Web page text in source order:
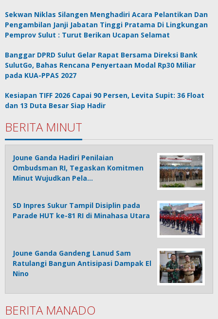
Sekwan Niklas Silangen Menghadiri Acara Pelantikan Dan
Pengambilan Janji Jabatan Tinggi Pratama Di Lingkungan
Pemprov Sulut : Turut Berikan Ucapan Selamat
Banggar DPRD Sulut Gelar Rapat Bersama Direksi Bank
SulutGo, Bahas Rencana Penyertaan Modal Rp30 Miliar
pada KUA-PPAS 2027
Kesiapan TIFF 2026 Capai 90 Persen, Levita Supit: 36 Float
dan 13 Duta Besar Siap Hadir
BERITA MINUT
Joune Ganda Hadiri Penilaian
Ombudsman RI, Tegaskan Komitmen
Minut Wujudkan Pela…
SD Inpres Sukur Tampil Disiplin pada
Parade HUT ke-81 RI di Minahasa Utara
Joune Ganda Gandeng Lanud Sam
Ratulangi Bangun Antisipasi Dampak El
Nino
BERITA MANADO